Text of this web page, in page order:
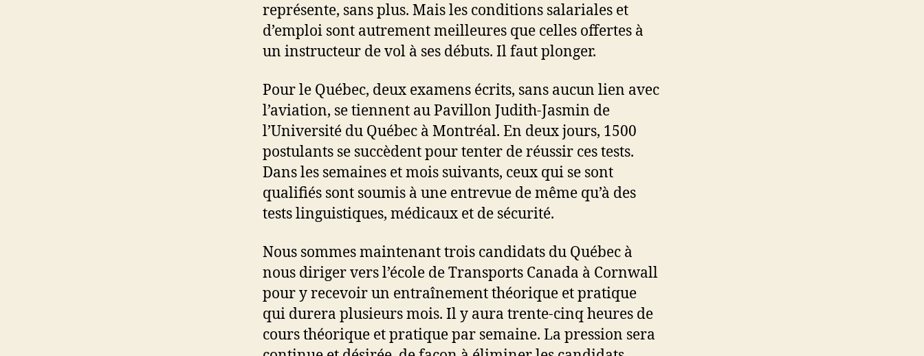
représente, sans plus. Mais les conditions salariales et
d’emploi sont autrement meilleures que celles offertes à
un instructeur de vol à ses débuts. Il faut plonger.
Pour le Québec, deux examens écrits, sans aucun lien avec
l’aviation, se tiennent au Pavillon Judith-Jasmin de
l’Université du Québec à Montréal. En deux jours, 1500
postulants se succèdent pour tenter de réussir ces tests.
Dans les semaines et mois suivants, ceux qui se sont
qualifiés sont soumis à une entrevue de même qu’à des
tests linguistiques, médicaux et de sécurité.
Nous sommes maintenant trois candidats du Québec à
nous diriger vers l’école de Transports Canada à Cornwall
pour y recevoir un entraînement théorique et pratique
qui durera plusieurs mois. Il y aura trente-cinq heures de
cours théorique et pratique par semaine. La pression sera